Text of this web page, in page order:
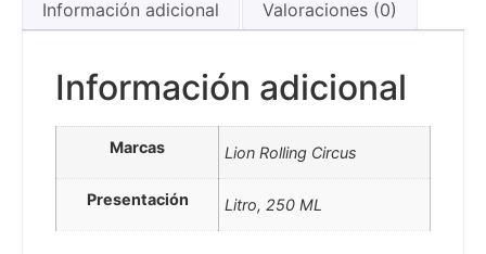
Información adicional
Valoraciones (0)
Información adicional
Marcas Lion Rolling Circus
Presentación Litro, 250 ML